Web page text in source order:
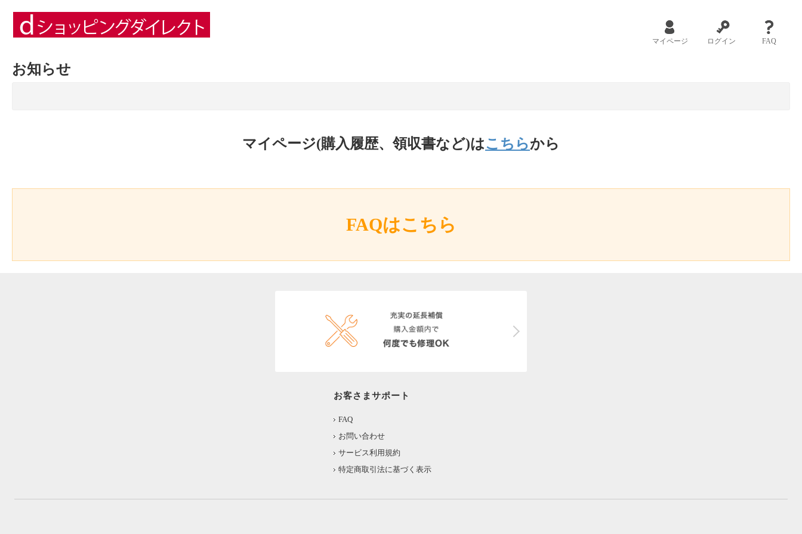
マイページ ログイン FAQ
お知らせ
マイページ(購入履歴、領収書など)はこちらから
FAQはこちら
お客さまサポート
FAQ
お問い合わせ
サービス利用規約
特定商取引法に基づく表示